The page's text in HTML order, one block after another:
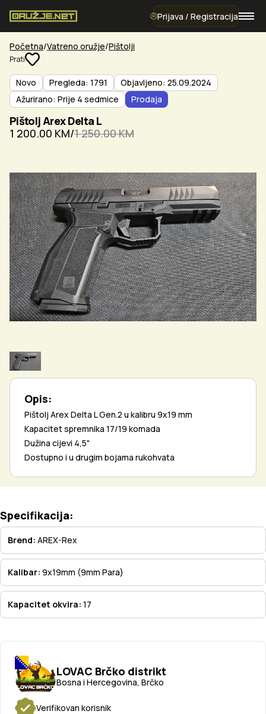
Prijava / Registracija
Početna Vatreno oružje Pištolji
Prati
Novo Pregleda: 1791
Objavljeno: 25.09.2024
Ažurirano: Prije 4 sedmice
Prodaja
Pištolj Arex Delta L
1 200.00 KM/1 250.00 KM
Opis:
Pištolj Arex Delta L Gen.2 u kalibru 9x19 mm
Kapacitet spremnika 17/19 komada
Dužina cijevi 4,5"
Dostupno i u drugim bojama rukohvata
LOVAC Brčko distrikt
Bosna i Hercegovina, Brčko
Verifikovan korisnik
Specifikacija:
Brend: AREX-Rex
Kalibar: 9x19mm (9mm Para)
Kapacitet okvira: 17